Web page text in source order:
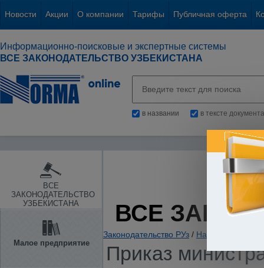
Новости Акции О компании Тарифы Публичная оферта
Информационно-поисковые и экспертные системы
ВСЕ ЗАКОНОДАТЕЛЬСТВО УЗБЕКИСТАНА
в названии в тексте документа
ВСЕ
ЗАКОНОДАТЕЛЬСТВО
УЗБЕКИСТАНА
Малое предприятие
ВСЕ
Законодательство РУз / Налоги.
Приказ